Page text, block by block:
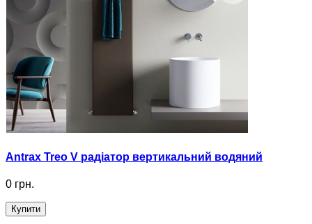
Antrax Treo V радіатор вертикальний водяний
0 грн.
Купити